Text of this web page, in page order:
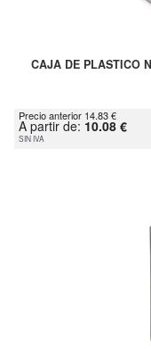
CAJA DE PLASTICO
Precio anterior 14.83 €
A partir de: 10.08 €
SIN IVA